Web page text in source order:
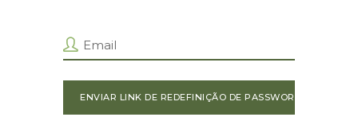
ENVIAR LINK DE REDEFINIÇÃO DE PASSWORD